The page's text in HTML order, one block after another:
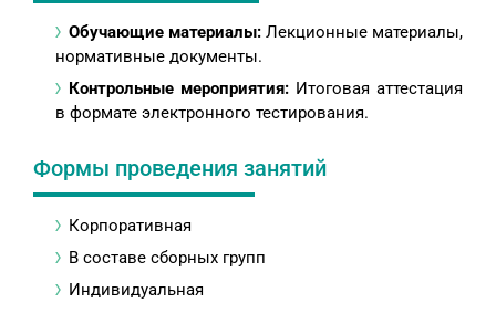
Обучающие материалы: Лекционные материалы,
нормативные документы.
Контрольные мероприятия: Итоговая аттестация
в формате электронного тестирования.
Формы проведения занятий
Корпоративная
В составе сборных групп
Индивидуальная